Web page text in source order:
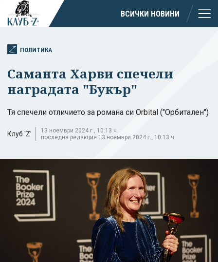
ВСИЧКИ НОВИНИ
ПОЛИТИКА
Саманта Харви спечели
наградата "Букър"
Тя спечели отличието за романа си Orbital ("Орбитален")
Клуб 'Z'
13 ноември 2024 г., 10:13 ч.
последна редакция 13 ноември 2024 г., 10:13 ч.